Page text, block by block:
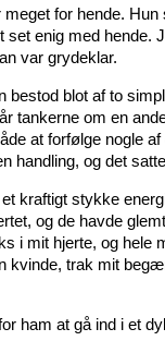
for hende.
enig med hende.
var grydeklar.
blot af to
tankerne om en
at forfølge nogle
handling, og det
kraftigt stykke
og de havde
i mit hjerte, og
kvinde, trak mit
ham at gå ind i et